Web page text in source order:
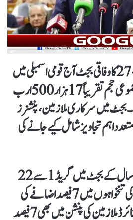
کا وفاقی بجٹ آج قومی اسمبلی میں
حجم تقریباً
17 ہزار 500 ارب
میں سرکاری ملازمین، پنشنرز
اہم تجاویز شامل کیے جانے کی
سال کے بجٹ میں
گریڈ 1 سے 22
میں 7 فیصد اضافے
کی
ریٹائرڈ ملازمین کی پنشن میں بھی 7 فیصد